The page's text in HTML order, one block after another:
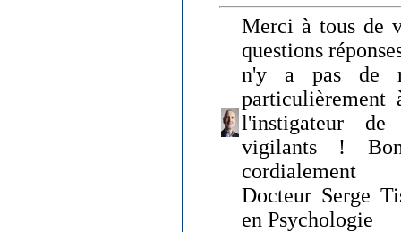
Merci à tous de
questions
n'y a pas de
l'instigateur de
vigilants !
cordialement
Docteur Serge
en Psychologie